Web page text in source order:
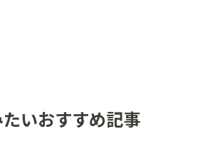
いおすすめ記事